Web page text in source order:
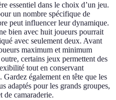
essentiel dans le choix d’un jeu.
un nombre spécifique de
peut influencer leur dynamique.
bien avec huit joueurs pourrait
avec seulement deux. Avant
maximum et minimum
certains jeux permettent des
tout en conservant
également en tête que les
adaptés pour les grands groupes,
de camaraderie.